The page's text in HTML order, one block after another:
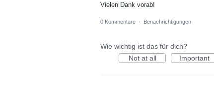
Vielen Dank vorab!
0 Kommentare · Benachrichtigungen
Wie wichtig ist das für dich?
Not at all
Important